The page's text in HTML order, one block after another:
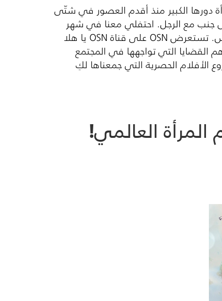
دورها الكبير منذ أقدم العصور في شتّى
إلى جنب مع الرجل. احتفلي معنا في شهر
OSN على قناةOSNيا هلا
القضايا التي تواجهها في المجتمع
الحصرية التي جمعناها لكِ
العالمي!